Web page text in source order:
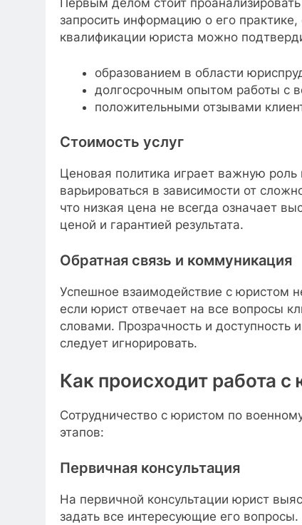
Первым делом стоит
запросить информацию о его
квалификации юриста можно
образованием в области
долгосрочным опытом работы с
положительными отзывами
Стоимость услуг
Ценовая политика играет важную
варьироваться в зависимости от
что низкая цена не всегда означает
ценой и гарантией результата.
Обратная связь и коммуникация
Успешное взаимодействие с юристом
если юрист отвечает на все вопросы
словами. Прозрачность и
следует игнорировать.
Как происходит работа
Сотрудничество с юристом по
этапов:
Первичная консультация
На первичной консультации юрист
задать все интересующие его